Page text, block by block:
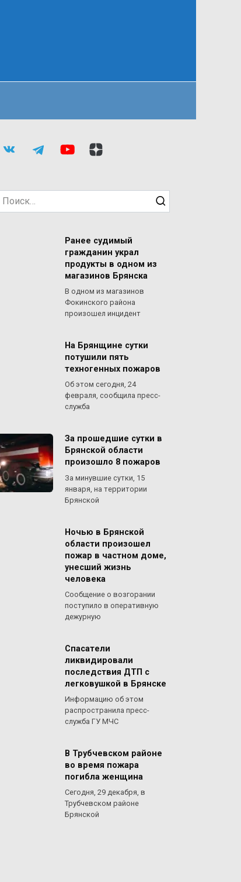
Search
Ранее судимый
гражданин украл
продукты в одном из
магазинов Брянска
В одном из магазинов
Фокинского района
произошел инцидент
На Брянщине сутки
потушили пять
техногенных пожаров
Об этом сегодня, 24
февраля, сообщила пресс-
служба
За прошедшие сутки в
Брянской области
произошло 8 пожаров
За минувшие сутки, 15
января, на территории
Брянской
Ночью в Брянской
области произошел
пожар в частном доме,
унесший жизнь
человека
Сообщение о возгорании
поступило в оперативную
дежурную
Спасатели
ликвидировали
последствия ДТП с
легковушкой в Брянске
Информацию об этом
распространила пресс-
служба ГУ МЧС
В Трубчевском районе
во время пожара
погибла женщина
Сегодня, 29 декабря, в
Трубчевском районе
Брянской